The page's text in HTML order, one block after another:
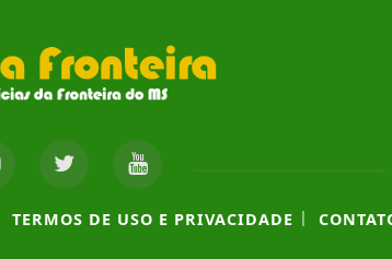
TERMOS DE USO E PRIVACIDADE |